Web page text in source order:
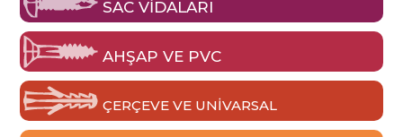
SAC VIDALARI
AHŞAP VE PVC
ÇERÇEVE VE UNIVARSAL